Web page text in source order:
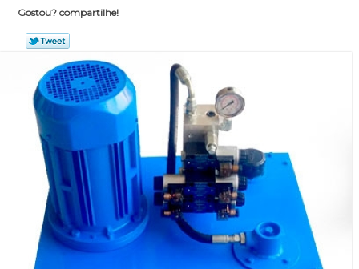
Gostou? compartilhe!